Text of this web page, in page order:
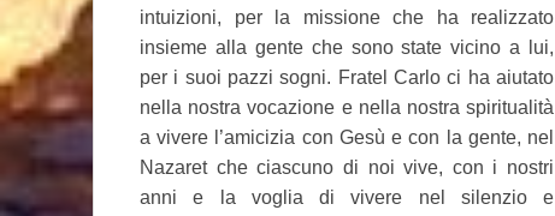
intuizioni, per la missione che ha realizzato
insieme alla gente che sono state vicino a lui,
per i suoi pazzi sogni. Fratel Carlo ci ha aiutato
nella nostra vocazione e nella nostra spiritualità
a vivere l’amicizia con Gesù e con la gente, nel
Nazaret che ciascuno di noi vive, con i nostri
anni e la voglia di vivere nel silenzio e